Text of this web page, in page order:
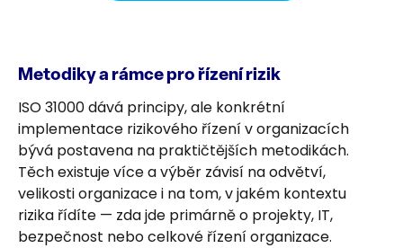
Metodiky a rámce pro řízení rizik
ISO 31000 dává principy, ale konkrétní
implementace rizikového řízení v organizacích
bývá postavena na praktičtějších metodikách.
Těch existuje více a výběr závisí na odvětví,
velikosti organizace i na tom, v jakém kontextu
rizika řídíte — zda jde primárně o projekty, IT,
bezpečnost nebo celkové řízení organizace.